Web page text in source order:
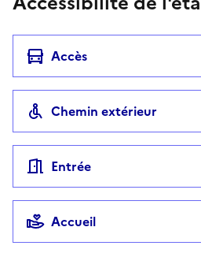
Accès
Chemin extérieur
Entrée
Accueil